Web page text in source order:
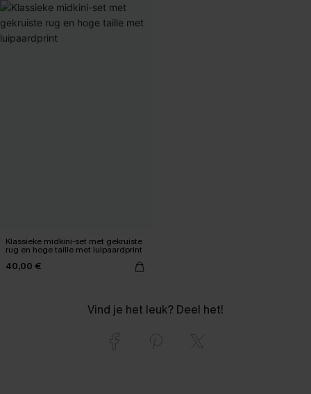
Klassieke midkini-set met gekruiste
rug en hoge taille met luipaardprint
40,00 €
Vind je het leuk? Deel het!